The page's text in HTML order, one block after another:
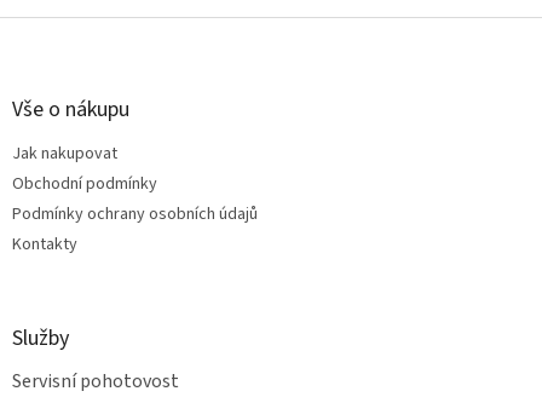
a
v
Z
Vše o nákupu
Jak nakupovat
Obchodní podmínky
Podmínky ochrany osobních údajů
Kontakty
Služby
Servisní pohotovost